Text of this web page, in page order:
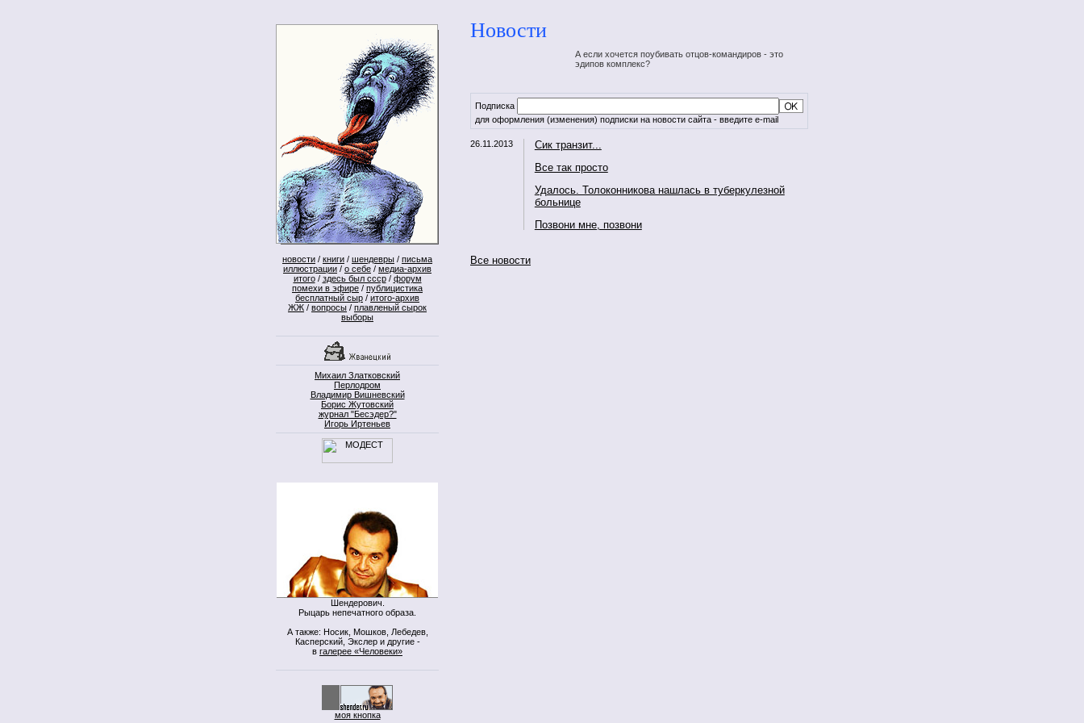
новости / книги / шендевры / письма
иллюстрации / о себе / медиа-архив
итого/ здесь был ссср/ форум
помехи в эфире / публицистика
бесплатный сыр / итого-архив
ЖЖ / вопросы / плавленый сырок
выборы
Михаил Златковский
Перлодром
Владимир Вишневский
Борис Жутовский
журнал "Бесэдер?"
Игорь Иртеньев
Шендерович.
Рыцарь непечатного образа.
А также: Носик, Мошков, Лебедев,
Касперский, Экслер и другие -
в галерее «Человеки»
моя кнопка
Новости
А если хочется поубивать отцов-командиров - это
эдипов комплекс?
Подписка
для оформления (изменения) подписки на новости сайта - введите e-mail
26.11.2013
Сик транзит...
Все так просто
Удалось. Толоконникова нашлась в туберкулезной
больнице
Позвони мне, позвони
Все новости